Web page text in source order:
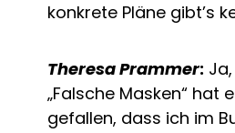
konkrete Pläne gibt’s
Theresa Prammer:
„Falsche Masken“ hat
gefallen, dass ich im